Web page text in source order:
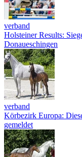
verband
Holsteiner Results:
Donaueschingen
verband
Körbezirk Europa:
gemeldet